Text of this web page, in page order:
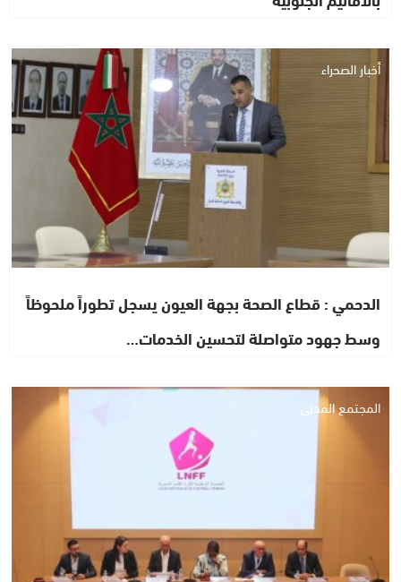
أخبار الصحراء
الدحمي : قطاع الصحة بجهة العيون يسجل تطوراً ملحوظاً
وسط جهود متواصلة لتحسين الخدمات…
المجتمع المدني